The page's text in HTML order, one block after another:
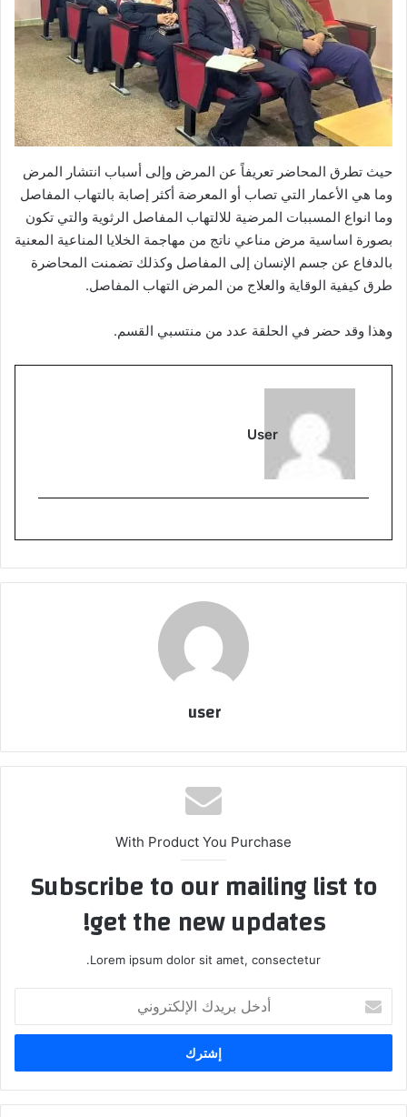
حيث تطرق المحاضر تعريفاً عن المرض وإلى أسباب انتشار المرض
وما هي الأعمار التي تصاب أو المعرضة أكثر إصابة بالتهاب المفاصل
وما انواع المسببات المرضية للالتهاب المفاصل الرثوية والتي تكون
بصورة اساسية مرض مناعي ناتج من مهاجمة الخلايا المناعية المعنية
بالدفاع عن جسم الإنسان إلى المفاصل وكذلك تضمنت المحاضرة
طرق كيفية الوقاية والعلاج من المرض التهاب المفاصل.
وهذا وقد حضر في الحلقة عدد من منتسبي القسم.
User
user
With Product You Purchase
Subscribe to our mailing list to
get the new updates!
Lorem ipsum dolor sit amet, consectetur.
بريدك
الإلكتروني